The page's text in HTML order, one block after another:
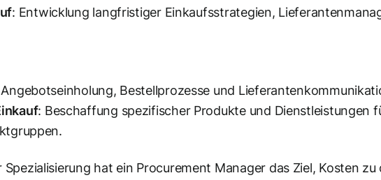
: Entwicklung langfristiger Einkaufsstrategien,
Bestellprozesse und
: Beschaffung spezifischer Produkte und Dienstleistungen
hat ein Procurement Manager das Ziel, Kosten zu